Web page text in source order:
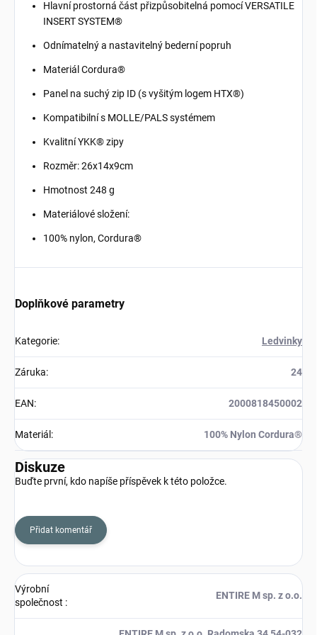
Hlavní prostorná část přizpůsobitelná pomocí VERSATILE
INSERT SYSTEM®
Odnímatelný a nastavitelný bederní popruh
Materiál Cordura®
Panel na suchý zip ID (s vyšitým logem HTX®)
Kompatibilní s MOLLE/PALS systémem
Kvalitní YKK® zipy
Rozměr: 26x14x9cm
Hmotnost 248 g
Materiálové složení:
100% nylon, Cordura®
Doplňkové parametry
Kategorie: Ledvinky
Záruka: 24
EAN: 2000818450002
Materiál : 100% Nylon Cordura®
Diskuze
Buďte první, kdo napíše příspěvek k této položce.
Přidat komentář
Výrobní
společnost :
ENTIRE M sp. z o.o.